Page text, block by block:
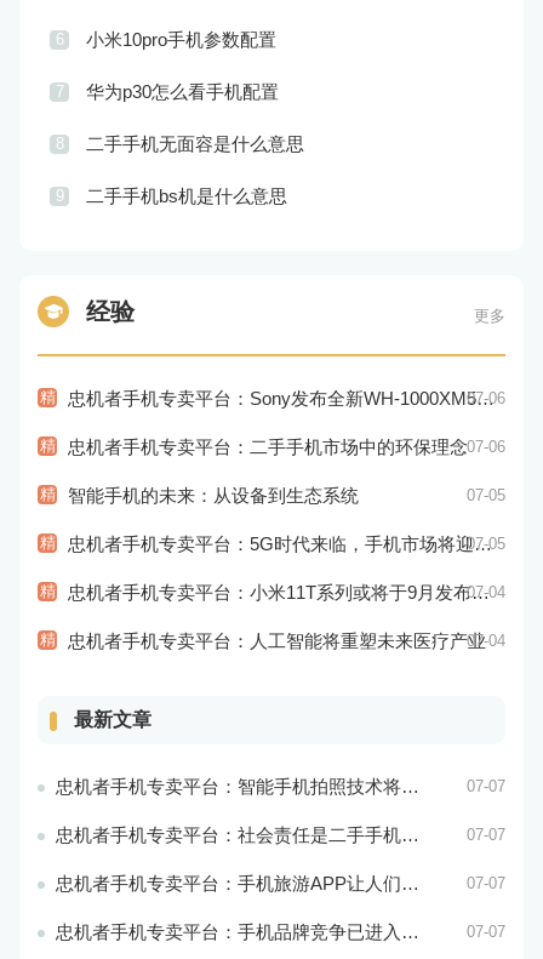
6 小米10pro手机参数配置
7 华为p30怎么看手机配置
8 二手手机无面容是什么意思
9 二手手机bs机是什么意思
经验 更多
精 忠机者手机专卖平台：Sony发布全新WH-1000XM5耳机，搭载更多电池和多项创新功能07-06
精 忠机者手机专卖平台：二手手机市场中的环保理念07-06
精 智能手机的未来：从设备到生态系统 07-05
精 忠机者手机专卖平台：5G时代来临，手机市场将迎来新变革07-05
精 忠机者手机专卖平台：小米11T系列或将于9月发布，其中包括一款Pro版本07-04
精 忠机者手机专卖平台：人工智能将重塑未来医疗产业07-04
最新文章
忠机者手机专卖平台：智能手机拍照技术将不断升级，成为手机行业的重要趋势 07-07
忠机者手机专卖平台：社会责任是二手手机市场的使命和价值所在 07-07
忠机者手机专卖平台：手机旅游APP让人们轻松出行 07-07
忠机者手机专卖平台：手机品牌竞争已进入新阶段 07-07